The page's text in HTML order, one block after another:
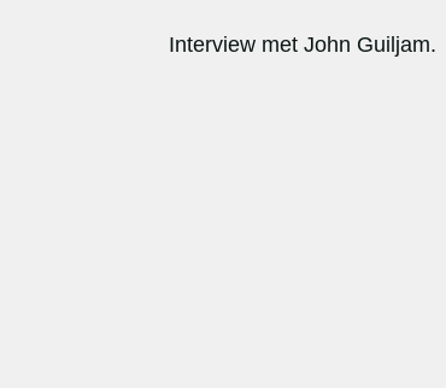
Interview met John Guiljam.